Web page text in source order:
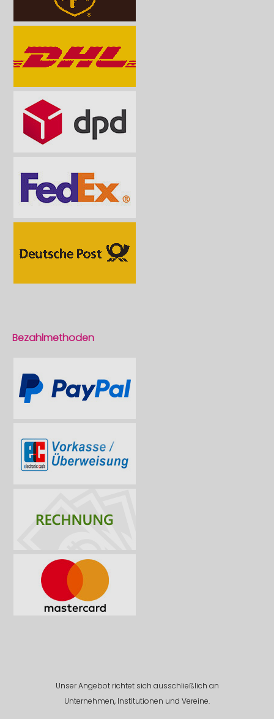
Bezahlmethoden
Unser Angebot richtet sich ausschließlich an
Unternehmen, Institutionen und Vereine.